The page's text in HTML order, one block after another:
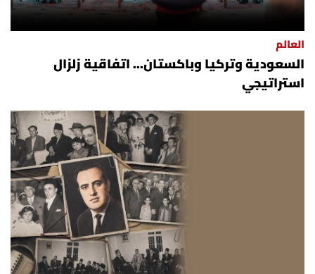
Digital solutions by
العالم
السعودية وتركيا وباكستان... اتفاقية زلزال
استراتيجي